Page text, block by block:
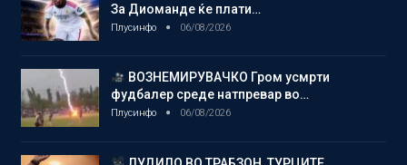
За Диоманде ќе плати…
Плусинфо 06/08/2026
ВОЗНЕМИРУВАЧКО Гром усмрти
фудбалер среде натпревар во…
Плусинфо 06/08/2026